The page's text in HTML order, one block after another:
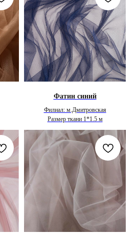
Фатин синий
Филиал: м.Дмитровская
Размер ткани 1*1.5 м